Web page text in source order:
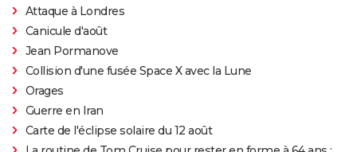
Attaque à Londres
Canicule d'août
Jean Pormanove
Collision d'une fusée Space X avec la Lune
Orages
Guerre en Iran
Carte de l'éclipse solaire du 12 août